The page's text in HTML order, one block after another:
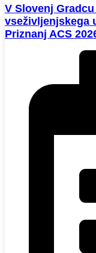
V Slovenj
vseživljenjskega
Priznanj ACS